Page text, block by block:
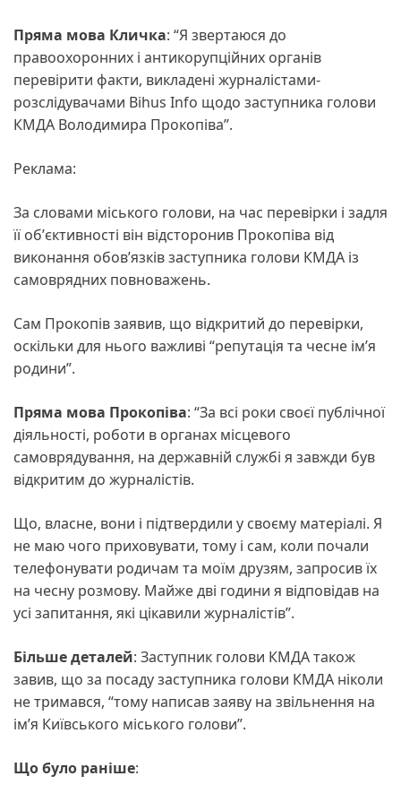
Пряма мова Кличка: “Я звертаюся до
правоохоронних і антикорупційних органів
перевірити факти, викладені журналістами-
розслідувачами Bihus Info щодо заступника голови
КМДА Володимира Прокопіва”.
Реклама:
За словами міського голови, на час перевірки і задля
її обʼєктивності він відсторонив Прокопіва від
виконання обовʼязків заступника голови КМДА із
самоврядних повноважень.
Сам Прокопів заявив, що відкритий до перевірки,
оскільки для нього важливі “репутація та чесне ім’я
родини”.
Пряма мова Прокопіва: “За всі роки своєї публічної
діяльності, роботи в органах місцевого
самоврядування, на державній службі я завжди був
відкритим до журналістів.
Що, власне, вони і підтвердили у своєму матеріалі. Я
не маю чого приховувати, тому і сам, коли почали
телефонувати родичам та моїм друзям, запросив їх
на чесну розмову. Майже дві години я відповідав на
усі запитання, які цікавили журналістів”.
Більше деталей: Заступник голови КМДА також
завив, що за посаду заступника голови КМДА ніколи
не тримався, “тому написав заяву на звільнення на
імʼя Київського міського голови”.
Що було раніше: